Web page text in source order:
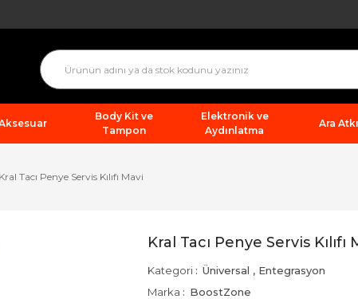
Aksesuar
Body Kit ve
Tampon
Elektronik ve
Aydınlatma
Ara
Kral Tacı Penye Servis Kılıfı Mavi
Kral Tacı Penye Servis Kılıfı
Kategori Üniversal , Entegrasyon
Marka
BoostZone